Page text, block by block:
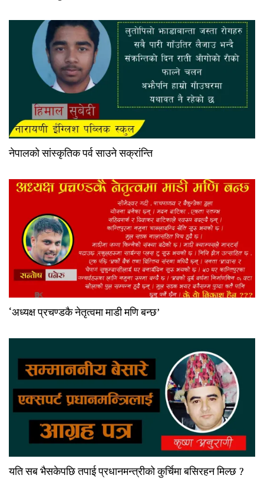
नेपालको सांस्कृतिक पर्व साउने सक्रांन्ति
‘अध्यक्ष प्रचण्डकै नेतृत्वमा माडी मणि बन्छ’
यति सब भैसकेपछि तपाई प्रधानमन्त्रीको कुर्चिमा बसिरहन मिल्छ ?